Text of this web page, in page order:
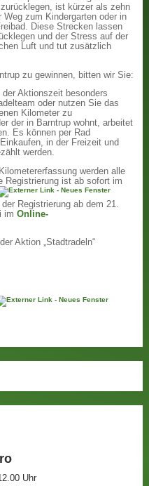
ist kürzer als zehn
zum Kindergarten oder in
Diese Strecken lassen
und der Stress auf der
Luft und tut zusätzlich
zu gewinnen, bitten wir Sie:
Aktionszeit besonders
oder nutzen Sie das
Kilometer zu
der in Barntrup wohnt, arbeitet
Es können per Rad
in der Freizeit und
werden.
werden alle
Registrierung ist ab sofort im
Registrierung ab dem 21.
imOnline-
Aktion „Stadtradeln“
Uhr